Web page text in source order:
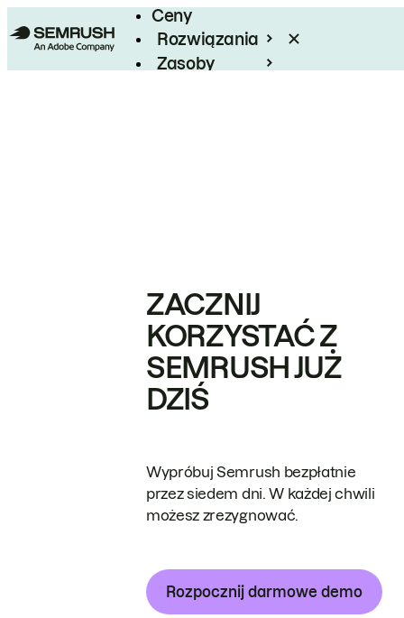
Ceny
Rozwiązania
Zasoby
ZACZNIJ
KORZYSTAĆ Z
SEMRUSH JUŻ
DZIŚ
Wypróbuj Semrush bezpłatnie
przez siedem dni. W każdej chwili
możesz zrezygnować.
Rozpocznij darmowe demo